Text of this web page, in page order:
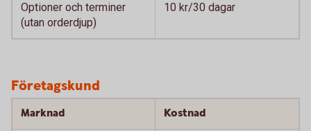
Optioner och terminer
(utan orderdjup)
10 kr/30 dagar
Företagskund
Marknad Kostnad